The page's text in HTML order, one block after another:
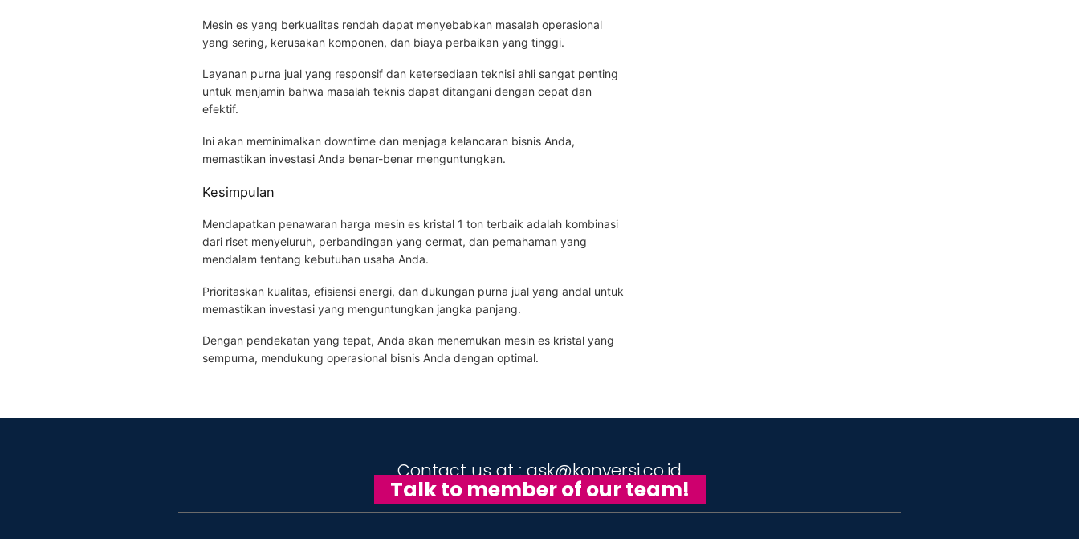
Mesin es yang berkualitas rendah dapat menyebabkan masalah operasional
yang sering, kerusakan komponen, dan biaya perbaikan yang tinggi.
Layanan purna jual yang responsif dan ketersediaan teknisi ahli sangat penting
untuk menjamin bahwa masalah teknis dapat ditangani dengan cepat dan
efektif.
Ini akan meminimalkan downtime dan menjaga kelancaran bisnis Anda,
memastikan investasi Anda benar-benar menguntungkan.
Kesimpulan
Mendapatkan penawaran harga mesin es kristal 1 ton terbaik adalah kombinasi
dari riset menyeluruh, perbandingan yang cermat, dan pemahaman yang
mendalam tentang kebutuhan usaha Anda.
Prioritaskan kualitas, efisiensi energi, dan dukungan purna jual yang andal untuk
memastikan investasi yang menguntungkan jangka panjang.
Dengan pendekatan yang tepat, Anda akan menemukan mesin es kristal yang
sempurna, mendukung operasional bisnis Anda dengan optimal.
Contact us at : ask@konversi.co.id
Talk to member of our team!